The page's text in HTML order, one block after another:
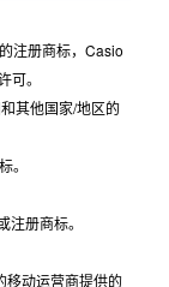
注册商标，Casio
。
其他国家/地区的
。
册商标。
移动运营商提供的